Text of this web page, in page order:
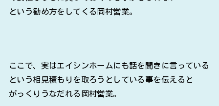
という勧め方をしてくる岡村営業。
ここで、実はエイシンホームにも話を聞きに言っている
という相見積もりを取ろうとしている事を伝えると
がっくりうなだれる岡村営業。